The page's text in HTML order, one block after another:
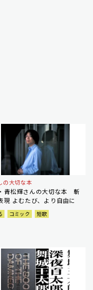
の大切な本
青松輝さんの大切な本 斬
現 よむたび、より自由に
コミック 短歌